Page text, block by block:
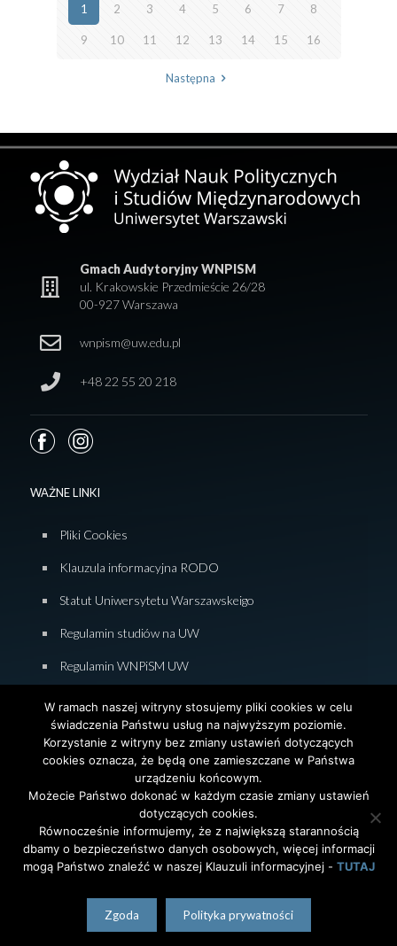
1 2 3 4 5 6 7 8
9 10 11 12 13 14 15 16
Następna
Gmach Audytoryjny WNPISM
ul. Krakowskie Przedmieście 26/28
00-927 Warszawa
wnpism@uw.edu.pl
+48 22 55 20 218
WAŻNE LINKI
Pliki Cookies
Klauzula informacyjna RODO
Statut Uniwersytetu Warszawskeigo
Regulamin studiów na UW
Regulamin WNPiSM UW
Deklaracja dostępności WNPiSM
© 2026 Wydział Nauk Politycznych i Studiów
Międzynarodowych. Uniwersytet Warszawski. All Rights
Reserved. Projekt i realizacja stronyAgencjaInterAktywni
W ramach naszej witryny stosujemy pliki cookies w celu
świadczenia Państwu usług na najwyższym poziomie.
Korzystanie z witryny bez zmiany ustawień dotyczących
cookies oznacza, że będą one zamieszczane w Państwa
urządzeniu końcowym.
Możecie Państwo dokonać w każdym czasie zmiany ustawień
dotyczących cookies.
Równocześnie informujemy, że z największą starannością
dbamy o bezpieczeństwo danych osobowych, więcej informacji
mogą Państwo znaleźć w naszej Klauzuli informacyjnej - TUTAJ
Zgoda Polityka prywatności